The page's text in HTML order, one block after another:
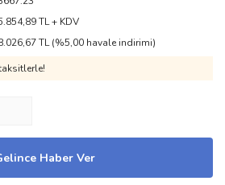
TL + KDV
TL (%5,00 havale indirimi)
Haber Ver